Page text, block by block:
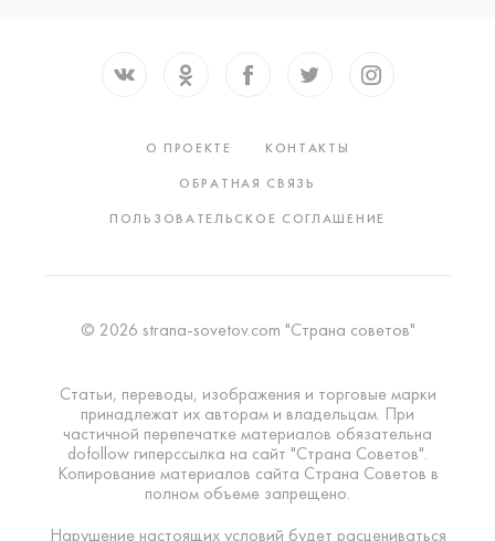
О ПРОЕКТЕ
КОНТАКТЫ
ОБРАТНАЯ СВЯЗЬ
ПОЛЬЗОВАТЕЛЬСКОЕ СОГЛАШЕНИЕ
© 2026 strana-sovetov.com "Страна советов"
Статьи, переводы, изображения и торговые марки
принадлежат их авторам и владельцам. При
частичной перепечатке материалов обязательна
dofollow гиперссылка на сайт "Страна Советов".
Копирование материалов сайта Страна Советов в
полном объеме запрещено.
Нарушение настоящих условий будет расцениваться